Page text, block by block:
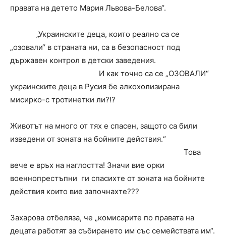
правата на детето Мария Львова-Белова“.
„Украинските деца, които реално са се
„озовали“ в страната ни, са в безопасност под
държавен контрол в детски заведения.
И как точно са се „ОЗОВАЛИ“
украинските деца в Русия бе алкохолизирана
мисирко-с тротинетки ли?!?
Животът на много от тях е спасен, защото са били
изведени от зоната на бойните действия.“
Това
вече е връх на наглостта! Значи вие орки
военнопрестъпни ги спасихте от зоната на бойните
действия които вие започнахте???
Захарова отбеляза, че „комисарите по правата на
децата работят за събирането им със семействата им“.